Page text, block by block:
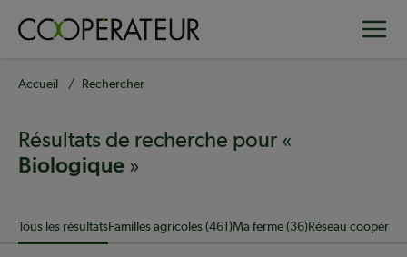
principal
Fil
Accueil Rechercher
Résultats de recherche pour «
Biologique »
Tous les résultatsFamilles agricoles (461)Ma ferme (36)Réseau